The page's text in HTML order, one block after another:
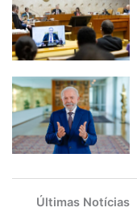
Últimas Notícias